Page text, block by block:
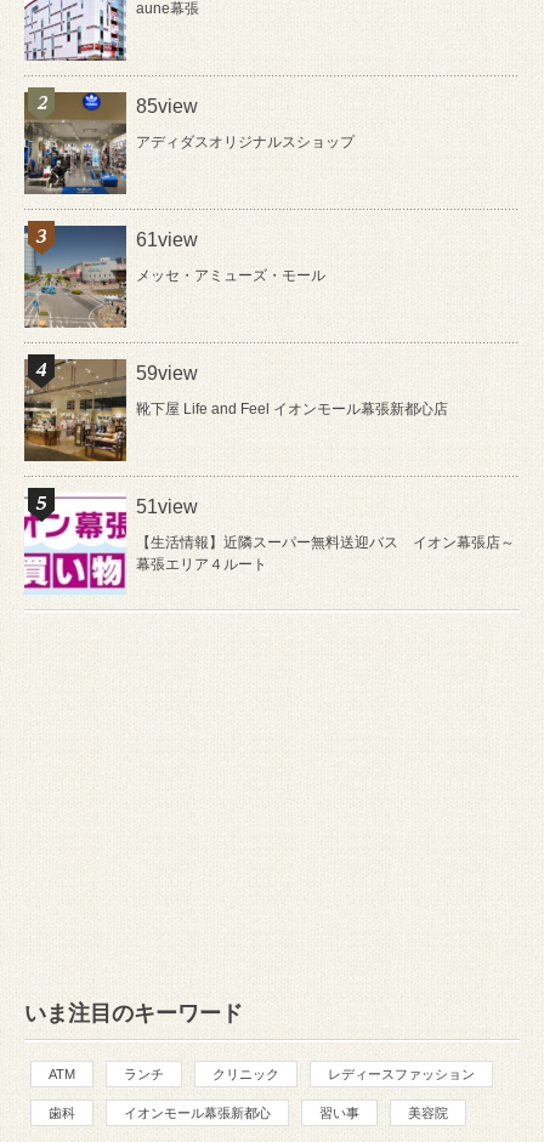
aune幕張
85view
アディダスオリジナルスショップ
61view
メッセ・アミューズ・モール
59view
靴下屋 Life and Feel イオンモール幕張新都心店
51view
【生活情報】近隣スーパー無料送迎バス イオン幕張店～
幕張エリア４ルート
いま注目のキーワード
ATM ランチ クリニック レディースファッション
歯科 イオンモール幕張新都心 習い事 美容院